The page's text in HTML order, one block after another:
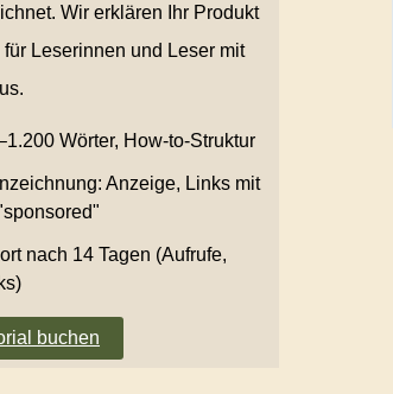
Wir erklären Ihr Produkt
Leserinnen und Leser mit
Wörter, How-to-Struktur
Anzeige, Links mit
nach 14 Tagen (Aufrufe,
buchen